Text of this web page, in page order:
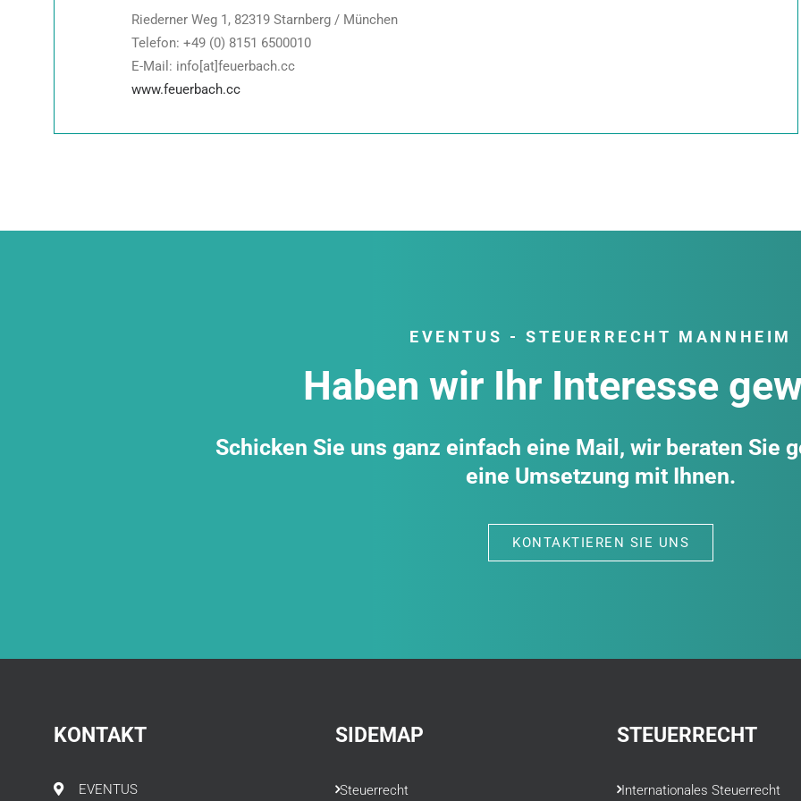
Riederner Weg 1, 82319 Starnberg / München
Telefon: +49 (0) 8151 6500010
E-Mail: info[at]feuerbach.cc
www.feuerbach.cc
EVENTUS - STEUERRECHT MANNHEIM
Haben wir Ihr Interesse
Schicken Sie uns ganz einfach eine Mail, wir beraten Sie
eine Umsetzung mit Ihnen.
KONTAKTIEREN SIE UNS
KONTAKT
EVENTUS
SIDEMAP
Steuerrecht
STEUERRECHT
Internationales Steuerrecht